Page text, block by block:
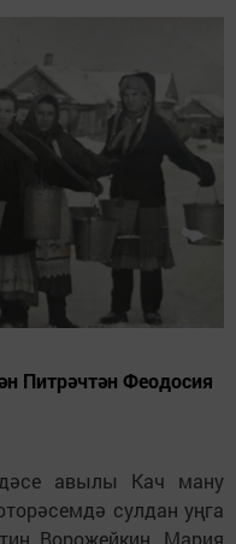
Питрәчтән Феодосия
авылы Кач ману
сулдан уңга
Ворожейкин, Мария